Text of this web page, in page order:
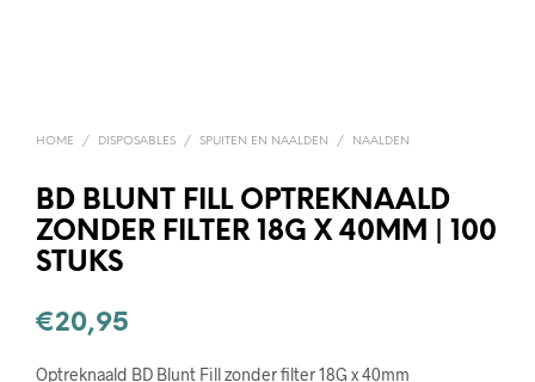
HOME / DISPOSABLES / SPUITEN EN NAALDEN / NAALDEN
BD BLUNT FILL OPTREKNAALD
ZONDER FILTER 18G X 40MM | 100
STUKS
€20,95
Optreknaald BD Blunt Fill zonder filter 18G x 40mm